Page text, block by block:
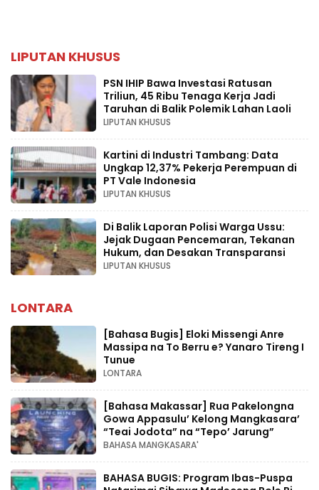
LIPUTAN KHUSUS
PSN IHIP Bawa Investasi Ratusan
Triliun, 45 Ribu Tenaga Kerja Jadi
Taruhan di Balik Polemik Lahan Laoli
LIPUTAN KHUSUS
Kartini di Industri Tambang: Data
Ungkap 12,37% Pekerja Perempuan di
PT Vale Indonesia
LIPUTAN KHUSUS
Di Balik Laporan Polisi Warga Ussu:
Jejak Dugaan Pencemaran, Tekanan
Hukum, dan Desakan Transparansi
LIPUTAN KHUSUS
LONTARA
[Bahasa Bugis] ‎Eloki Missengi Anre
Massipa na To Berru e? Yanaro Tireng I
Tunue
LONTARA
[Bahasa Makassar] Rua Pakelongna
Gowa Appasulu’ Kelong Mangkasara’
“Teai Jodota” na “Tepo’ Jarung”
BAHASA MANGKASARA'
BAHASA BUGIS: Program Ibas-Puspa